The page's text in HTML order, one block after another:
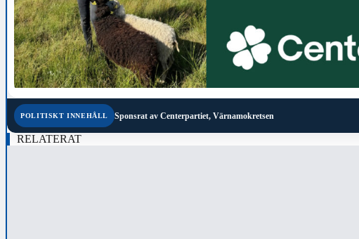
POLITISKT INNEHÅLL Sponsrat av Centerpartiet, Värnamokretsen
RELATERAT